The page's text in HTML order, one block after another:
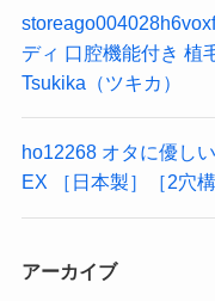
ディ 口腔機能付き 植
Tsukika（ツキカ）
ho12268 オタに優し
EX ［日本製］［2穴
アーカイブ